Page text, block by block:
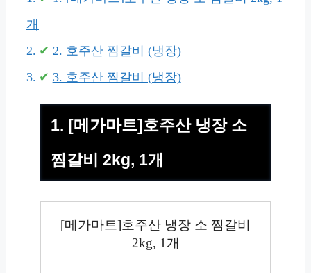
개
2. 호주산 찜갈비 (냉장)
3. 호주산 찜갈비 (냉장)
1. [메가마트]호주산 냉장 소
찜갈비 2kg, 1개
[메가마트]호주산 냉장 소 찜갈비
2kg, 1개